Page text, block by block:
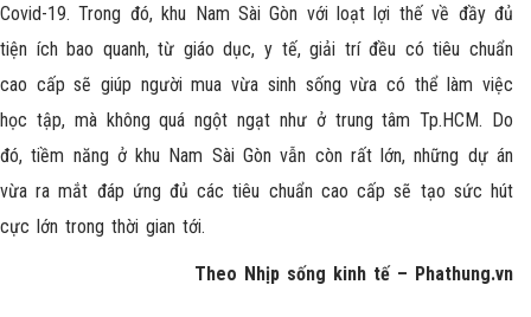
Covid-19. Trong đó, khu Nam Sài Gòn với loạt lợi thế về đầy đủ
tiện ích bao quanh, từ giáo dục, y tế, giải trí đều có tiêu chuẩn
cao cấp sẽ giúp người mua vừa sinh sống vừa có thể làm việc
học tập, mà không quá ngột ngạt như ở trung tâm Tp.HCM. Do
đó, tiềm năng ở khu Nam Sài Gòn vẫn còn rất lớn, những dự án
vừa ra mắt đáp ứng đủ các tiêu chuẩn cao cấp sẽ tạo sức hút
cực lớn trong thời gian tới.
Theo Nhịp sống kinh tế – Phathung.vn